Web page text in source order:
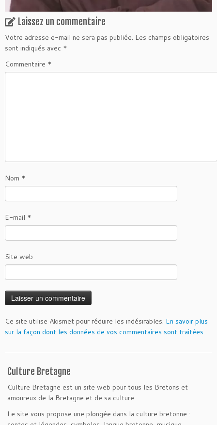
Laissez un commentaire
Votre adresse e-mail ne sera pas publiée. Les champs obligatoires
sont indiqués avec *
Commentaire *
Nom *
E-mail *
Site web
Ce site utilise Akismet pour réduire les indésirables. En savoir plus
sur la façon dont les données de vos commentaires sont traitées.
Culture Bretagne
Culture Bretagne est un site web pour tous les Bretons et
amoureux de la Bretagne et de sa culture.
Le site vous propose une plongée dans la culture bretonne :